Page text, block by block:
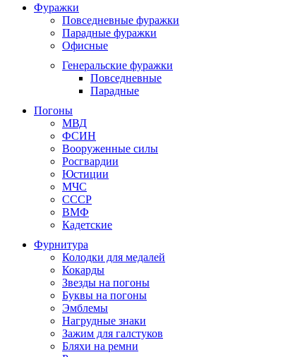
Фуражки
Повседневные фуражки
Парадные фуражки
Офисные
Генеральские фуражки
Повседневные
Парадные
Погоны
МВД
ФСИН
Вооруженные силы
Росгвардии
Юстиции
МЧС
СССР
ВМФ
Кадетские
Фурнитура
Колодки для медалей
Кокарды
Звезды на погоны
Буквы на погоны
Эмблемы
Нагрудные знаки
Зажим для галстуков
Бляхи на ремни